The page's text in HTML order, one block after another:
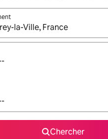
résultats sont affichés,
Chercher